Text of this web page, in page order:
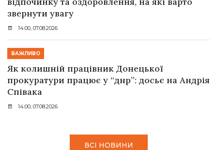
звернути увагу
14:00, 07.08.2026
ВАЖЛИВО
Як колишній працівник Донецької
прокуратури працює у “днр”: досьє на Андрія
Співака
14:00, 07.08.2026
ВСІ НОВИНИ